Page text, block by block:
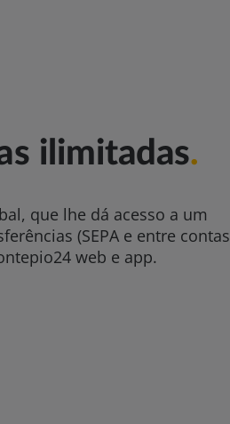
ilimitadas.
que lhe dá acesso a um
(SEPA e entre contas
web e app.